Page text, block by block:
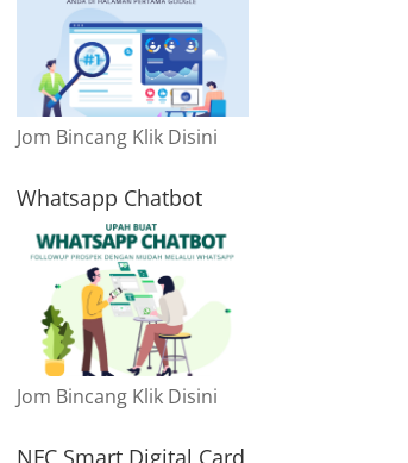
Jom Bincang Klik Disini
Whatsapp Chatbot
Jom Bincang Klik Disini
NFC Smart Digital Card